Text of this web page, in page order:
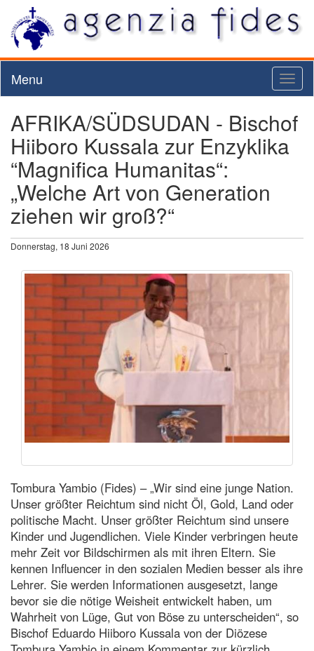
Menu
AFRIKA/SÜDSUDAN - Bischof
Hiiboro Kussala zur Enzyklika
“Magnifica Humanitas“:
„Welche Art von Generation
ziehen wir groß?“
Donnerstag, 18 Juni 2026
Tombura Yambio (Fides) – „Wir sind eine junge Nation.
Unser größter Reichtum sind nicht Öl, Gold, Land oder
politische Macht. Unser größter Reichtum sind unsere
Kinder und Jugendlichen. Viele Kinder verbringen heute
mehr Zeit vor Bildschirmen als mit ihren Eltern. Sie
kennen Influencer in den sozialen Medien besser als ihre
Lehrer. Sie werden Informationen ausgesetzt, lange
bevor sie die nötige Weisheit entwickelt haben, um
Wahrheit von Lüge, Gut von Böse zu unterscheiden“, so
Bischof Eduardo Hiiboro Kussala von der Diözese